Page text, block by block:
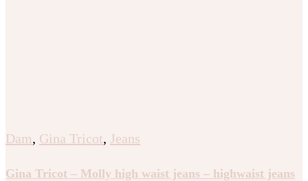
Dam, Gina Tricot, Jeans
Gina Tricot – Molly high waist jeans – highwaist jeans